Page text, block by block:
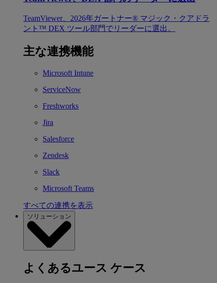
TeamViewer、2026年ガートナー® マジック・クアドラ
ント™ DEX ツール部門でリーダーに選出。
主な連携機能
Microsoft Intune
ServiceNow
Freshworks
Jira
Salesforce
Zendesk
Slack
Microsoft Teams
すべての連携を表示
ソリューション
よくあるユース ケース